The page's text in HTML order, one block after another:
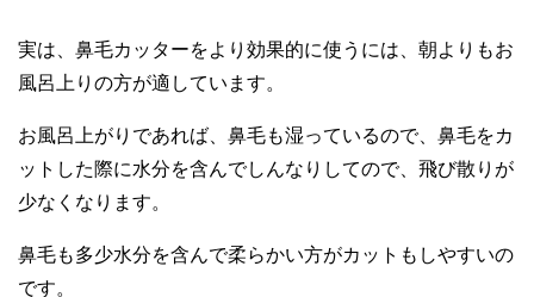
実は、鼻毛カッターをより効果的に使うには、朝よりもお
風呂上りの方が適しています。
お風呂上がりであれば、鼻毛も湿っているので、鼻毛をカ
ットした際に水分を含んでしんなりしてので、飛び散りが
少なくなります。
鼻毛も多少水分を含んで柔らかい方がカットもしやすいの
です。